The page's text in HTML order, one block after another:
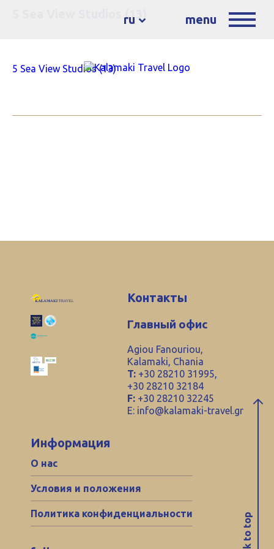
ru menu
5 Sea View Studios (13)
5 Sea View Studios (13)
Контакты
Главный офис
Agiou Fanouriou,
Kalamaki, Chania
T: +30 28210 31995,
+30 28210 32184
F: +30 28210 32245
E: info@kalamaki-travel.gr
Информация
О нас
Условия и положения
Политика конфиденциальности